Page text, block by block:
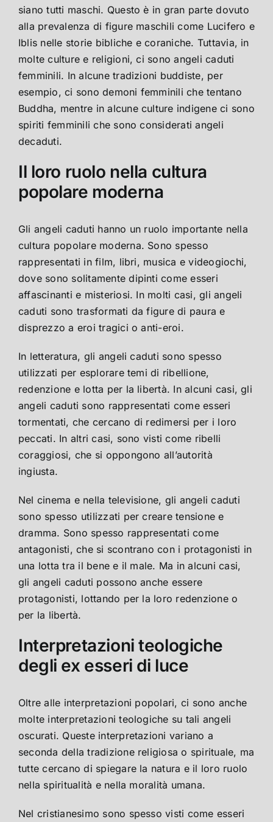
siano tutti maschi. Questo è in gran parte dovuto
alla prevalenza di figure maschili come Lucifero e
Iblis nelle storie bibliche e coraniche. Tuttavia, in
molte culture e religioni, ci sono angeli caduti
femminili. In alcune tradizioni buddiste, per
esempio, ci sono demoni femminili che tentano
Buddha, mentre in alcune culture indigene ci sono
spiriti femminili che sono considerati angeli
decaduti.
Il loro ruolo nella cultura
popolare moderna
Gli angeli caduti hanno un ruolo importante nella
cultura popolare moderna. Sono spesso
rappresentati in film, libri, musica e videogiochi,
dove sono solitamente dipinti come esseri
affascinanti e misteriosi. In molti casi, gli angeli
caduti sono trasformati da figure di paura e
disprezzo a eroi tragici o anti-eroi.
In letteratura, gli angeli caduti sono spesso
utilizzati per esplorare temi di ribellione,
redenzione e lotta per la libertà. In alcuni casi, gli
angeli caduti sono rappresentati come esseri
tormentati, che cercano di redimersi per i loro
peccati. In altri casi, sono visti come ribelli
coraggiosi, che si oppongono all’autorità
ingiusta.
Nel cinema e nella televisione, gli angeli caduti
sono spesso utilizzati per creare tensione e
dramma. Sono spesso rappresentati come
antagonisti, che si scontrano con i protagonisti in
una lotta tra il bene e il male. Ma in alcuni casi,
gli angeli caduti possono anche essere
protagonisti, lottando per la loro redenzione o
per la libertà.
Interpretazioni teologiche
degli ex esseri di luce
Oltre alle interpretazioni popolari, ci sono anche
molte interpretazioni teologiche su tali angeli
oscurati. Queste interpretazioni variano a
seconda della tradizione religiosa o spirituale, ma
tutte cercano di spiegare la natura e il loro ruolo
nella spiritualità e nella moralità umana.
Nel cristianesimo sono spesso visti come esseri